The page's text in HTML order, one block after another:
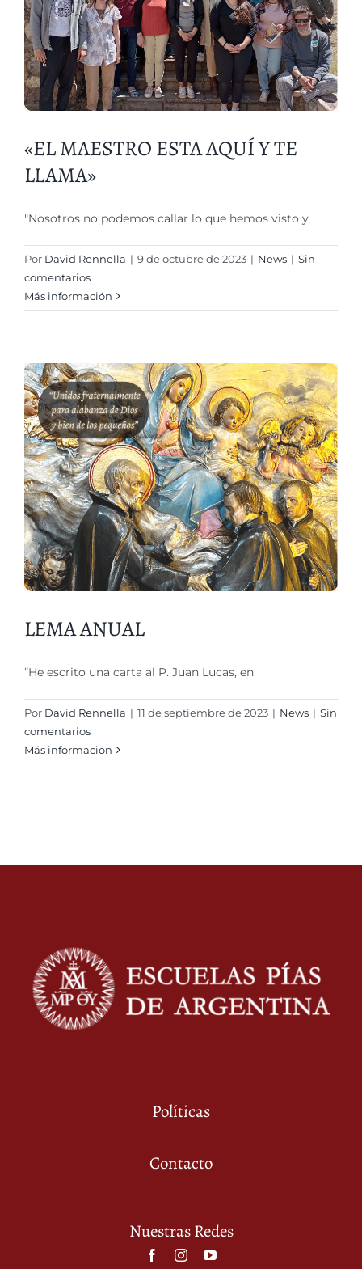
«EL MAESTRO ESTA AQUÍ Y TE
LLAMA»
"Nosotros no podemos callar lo que hemos visto y
Por David Rennella | 9 de octubre de 2023 | News | Sin
comentarios
Más información
LEMA ANUAL
“He escrito una carta al P. Juan Lucas, en
Por David Rennella | 11 de septiembre de 2023 | News | Sin
comentarios
Más información
Políticas
Contacto
Nuestras Redes